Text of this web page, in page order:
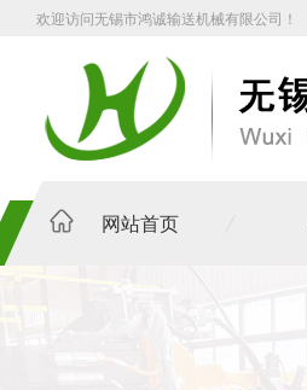
欢迎访问无锡市鸿诚输送机械有限公司！
网站首页